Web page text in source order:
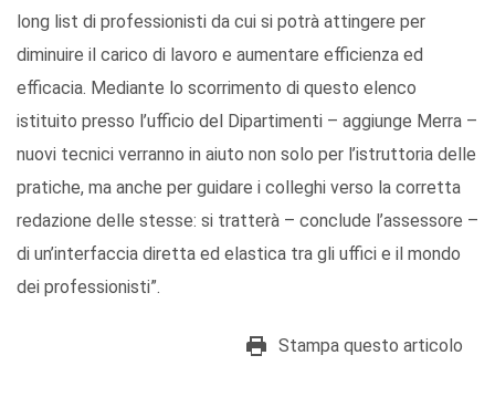
long list di professionisti da cui si potrà attingere per
diminuire il carico di lavoro e aumentare efficienza ed
efficacia. Mediante lo scorrimento di questo elenco
istituito presso l’ufficio del Dipartimenti – aggiunge Merra –
nuovi tecnici verranno in aiuto non solo per l’istruttoria delle
pratiche, ma anche per guidare i colleghi verso la corretta
redazione delle stesse: si tratterà – conclude l’assessore –
di un’interfaccia diretta ed elastica tra gli uffici e il mondo
dei professionisti”.
Stampa questo articolo